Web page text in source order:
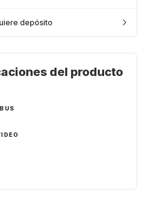
depósito
del producto